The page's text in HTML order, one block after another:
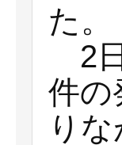
た。
2
件の
り